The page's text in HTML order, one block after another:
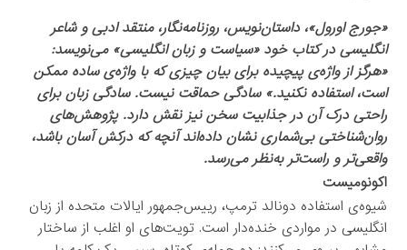
«جورج اورول»، داستان‌نویس، روزنامه‌نگار، منتقد ادبی و شاعر
انگلیسی در کتاب خود «سیاست و زبان انگلیسی» می‌نویسد:
«هرگز از واژه‌ی پیچیده برای بیان چیزی که با واژه‌‌ی ساده ممکن
است، استفاده نکنید.» سادگی حماقت نیست. ساد‌گی زبان برای
راحتی درک آن در جذابیت سخن نیز نقش دارد. پژوهش‌های
روان‌شناختی بی‌شماری نشان داده‌اند آنچه که درکش آسان باشد،
واقعی‌تر و راست‌تر به‌نظر می‌رسد.
اکونومیست
شیوه‌ی استفاده دونالد ترمپ، رییس‌جمهور ایالات متحده از زبان
انگلیسی در مواردی خنده‌دار است. تویت‌های او اغلب از ساختار